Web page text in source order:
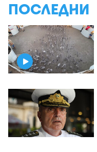
ПОСЛЕДНИ